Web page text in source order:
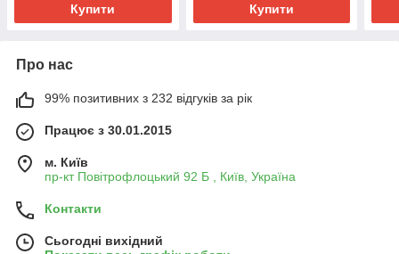
Купити Купити
Про нас
99% позитивних з 232 відгуків за рік
Працює з 30.01.2015
м. Київ
пр-кт Повітрофлоцький 92 Б , Київ, Україна
Контакти
Сьогодні вихідний